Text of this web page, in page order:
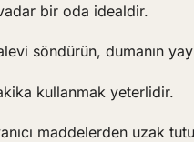
bir oda idealdir.
söndürün, dumanın
kullanmak yeterlidir.
maddelerden uzak